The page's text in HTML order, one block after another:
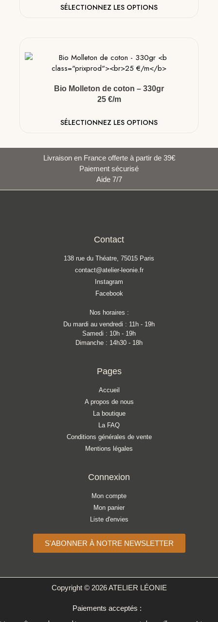
SÉLECTIONNEZ LES OPTIONS
Bio Molleton de coton – 330gr
25 €/m
SÉLECTIONNEZ LES OPTIONS
Livraison en France offerte à partir de 39€
Paiement sécurisé
Aide 7/7
Contact
138 rue du Théatre, 75015 Paris
contact@atelier-leonie.fr
Instagram
Facebook
Nos horaires :
Du mardi au vendredi : 11h - 19h
Samedi : 10h - 19h
Dimanche : 14h30 - 18h
Pages
Accueil
A propos de nous
La boutique
La FAQ
Conditions générales de vente
Mentions légales
Connexion
Mon compte
Mon panier
Liste d'envies
S'ABONNER À NOTRE NEWSLETTER
Copyright © 2026 ATELIER LÉONIE
Paiements acceptés :